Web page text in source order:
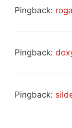
Pingback:
Pingback:
Pingback: